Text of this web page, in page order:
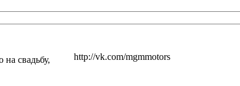
свадьбу,
http://vk.com/mgmmotors